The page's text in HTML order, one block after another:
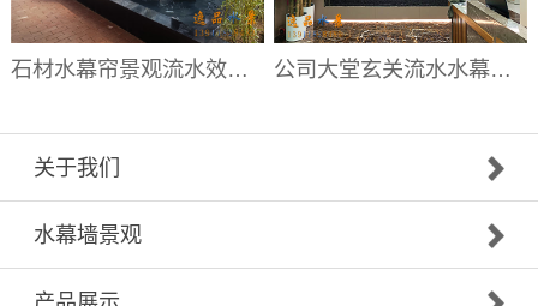
石材水幕帘景观流水效果|水幕帘厂家 公司大堂玄关流水水幕墙|大堂流水背景墙厂家
关于我们
水幕墙景观